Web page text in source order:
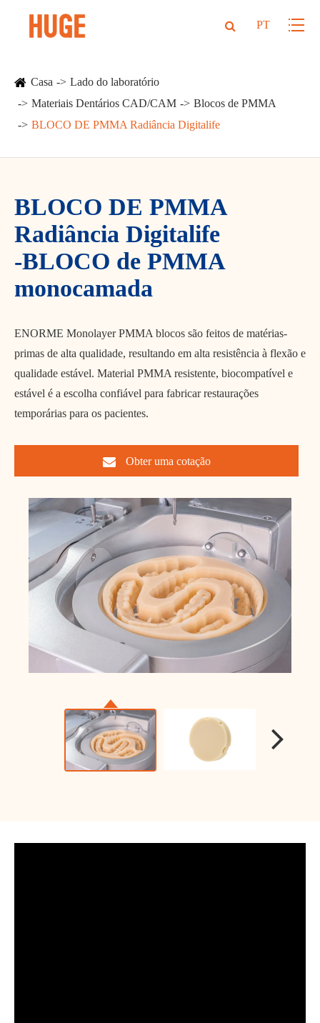
PT
Casa
Lado do laboratório
Materiais Dentários CAD/CAM
Blocos de PMMA
BLOCO DE PMMA Radiância Digitalife
BLOCO DE PMMA
Radiância Digitalife
-BLOCO de PMMA
monocamada
ENORME Monolayer PMMA blocos são feitos de matérias-
primas de alta qualidade, resultando em alta resistência à flexão e
qualidade estável. Material PMMA resistente, biocompatível e
estável é a escolha confiável para fabricar restaurações
temporárias para os pacientes.
Obter uma cotação